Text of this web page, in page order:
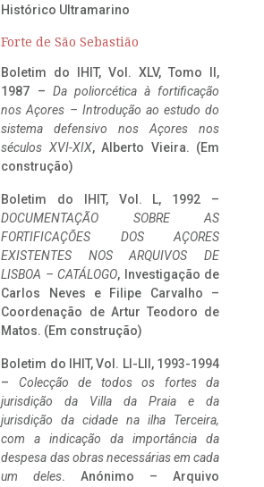
Histórico Ultramarino
Forte de São Sebastião
Boletim do IHIT, Vol. XLV, Tomo II,
1987 – Da poliorcética à fortificação
nos Açores – Introdução ao estudo do
sistema defensivo nos Açores nos
séculos XVI-XIX, Alberto Vieira. (Em
construção)
Boletim do IHIT, Vol. L, 1992 –
DOCUMENTAÇÃO SOBRE AS
FORTIFICAÇÕES DOS AÇORES
EXISTENTES NOS ARQUIVOS DE
LISBOA – CATÁLOGO, Investigação de
Carlos Neves e Filipe Carvalho –
Coordenação de Artur Teodoro de
Matos. (Em construção)
Boletim do IHIT, Vol. LI-LII, 1993-1994
– Colecção de todos os fortes da
jurisdição da Villa da Praia e da
jurisdição da cidade na ilha Terceira,
com a indicação da importância da
despesa das obras necessárias em cada
um deles. Anónimo – Arquivo